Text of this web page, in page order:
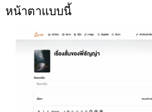
หน้าตาแบบนี้